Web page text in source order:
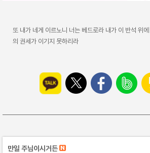
또 내가 네게 이르노니 너는 베드로라 내가 이 반석 위
의 권세가 이기지 못하리라
만일 주님이시거든